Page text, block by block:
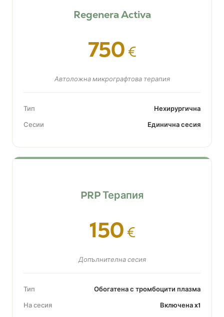
Regenera Activa
750€
Автоложна микрографтова терапия
Тип
Нехирургична
Сесии
Единична сесия
PRP Терапия
150€
Допълнителна сесия
Тип
Обогатена с тромбоцити плазма
На сесия
Включена x1